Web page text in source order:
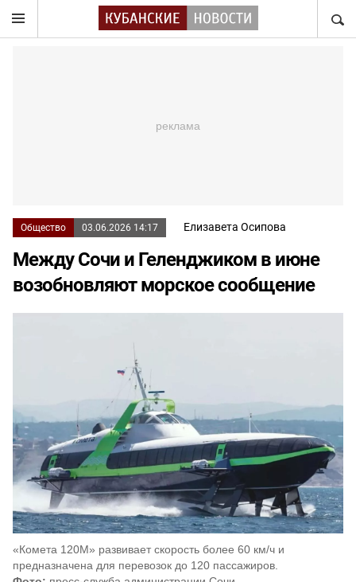
Общество 03.06.2026 14:17 Елизавета Осипова
Между Сочи и Геленджиком в июне
возобновляют морское сообщение
«Комета 120М» развивает скорость более 60 км/ч и
предназначена для перевозок до 120 пассажиров.